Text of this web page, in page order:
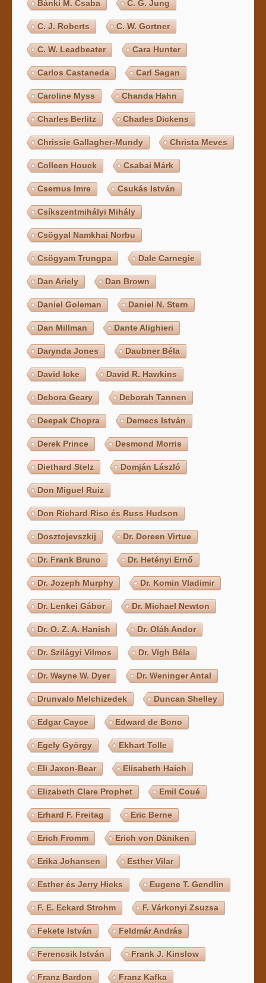
Bánki M. Csaba C. G. Jung
C. J. Roberts C. W. Gortner
C. W. Leadbeater Cara Hunter
Carlos Castaneda Carl Sagan
Caroline Myss Chanda Hahn
Charles Berlitz Charles Dickens
Chrissie Gallagher-Mundy Christa Meves
Colleen Houck Csabai Márk
Csernus Imre Csukás István
Csíkszentmihályi Mihály
Csögyal Namkhai Norbu
Csögyam Trungpa Dale Carnegie
Dan Ariely Dan Brown
Daniel Goleman Daniel N. Stern
Dan Millman Dante Alighieri
Darynda Jones Daubner Béla
David Icke David R. Hawkins
Debora Geary Deborah Tannen
Deepak Chopra Demecs István
Derek Prince Desmond Morris
Diethard Stelz Domján László
Don Miguel Ruiz
Don Richard Riso és Russ Hudson
Dosztojevszkij Dr. Doreen Virtue
Dr. Frank Bruno Dr. Hetényi Ernő
Dr. Jozeph Murphy Dr. Komin Vladimir
Dr. Lenkei Gábor Dr. Michael Newton
Dr. O. Z. A. Hanish Dr. Oláh Andor
Dr. Szilágyi Vilmos Dr. Vígh Béla
Dr. Wayne W. Dyer Dr. Weninger Antal
Drunvalo Melchizedek Duncan Shelley
Edgar Cayce Edward de Bono
Egely György Ekhart Tolle
Eli Jaxon-Bear Elisabeth Haich
Elizabeth Clare Prophet Emil Coué
Erhard F. Freitag Eric Berne
Erich Fromm Erich von Däniken
Erika Johansen Esther Vilar
Esther és Jerry Hicks Eugene T. Gendlin
F. E. Eckard Strohm F. Várkonyi Zsuzsa
Fekete István Feldmár András
Ferencsik István Frank J. Kinslow
Franz Bardon Franz Kafka